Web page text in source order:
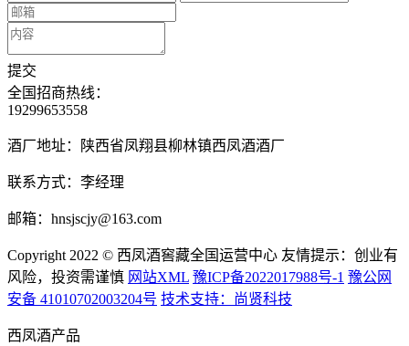
提交
全国招商热线：
19299653558
酒厂地址：陕西省凤翔县柳林镇西凤酒酒厂
联系方式：李经理
邮箱：hnsjscjy@163.com
Copyright 2022 © 西凤酒窖藏全国运营中心 友情提示：创业有
风险，投资需谨慎 网站XML 豫ICP备2022017988号-1 豫公网
安备 41010702003204号 技术支持：尚贤科技
西凤酒产品